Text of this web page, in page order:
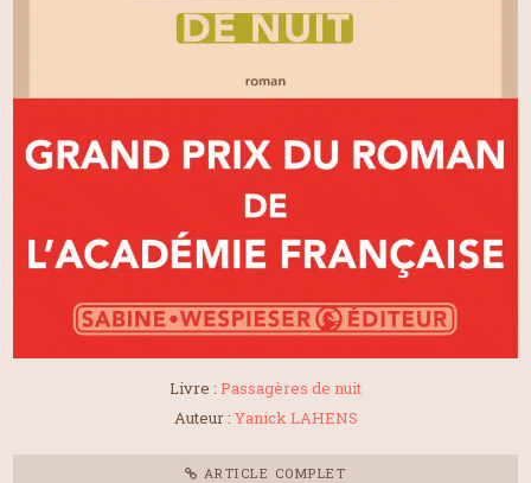
Livre : Passagères de nuit
Auteur : Yanick LAHENS
ARTICLE COMPLET